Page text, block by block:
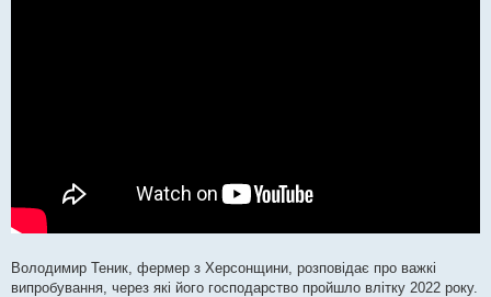
Володимир Теник, фермер з Херсонщини, розповідає про важкі
випробування, через які його господарство пройшло влітку 2022 року.